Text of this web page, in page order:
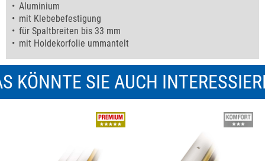
Aluminium
mit Klebebefestigung
für Spaltbreiten bis 33 mm
mit Holdekorfolie ummantelt
KÖNNTE SIE AUCH